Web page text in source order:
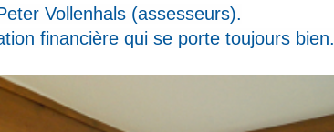
Vollenhals (assesseurs).
financière qui se porte toujours bien.